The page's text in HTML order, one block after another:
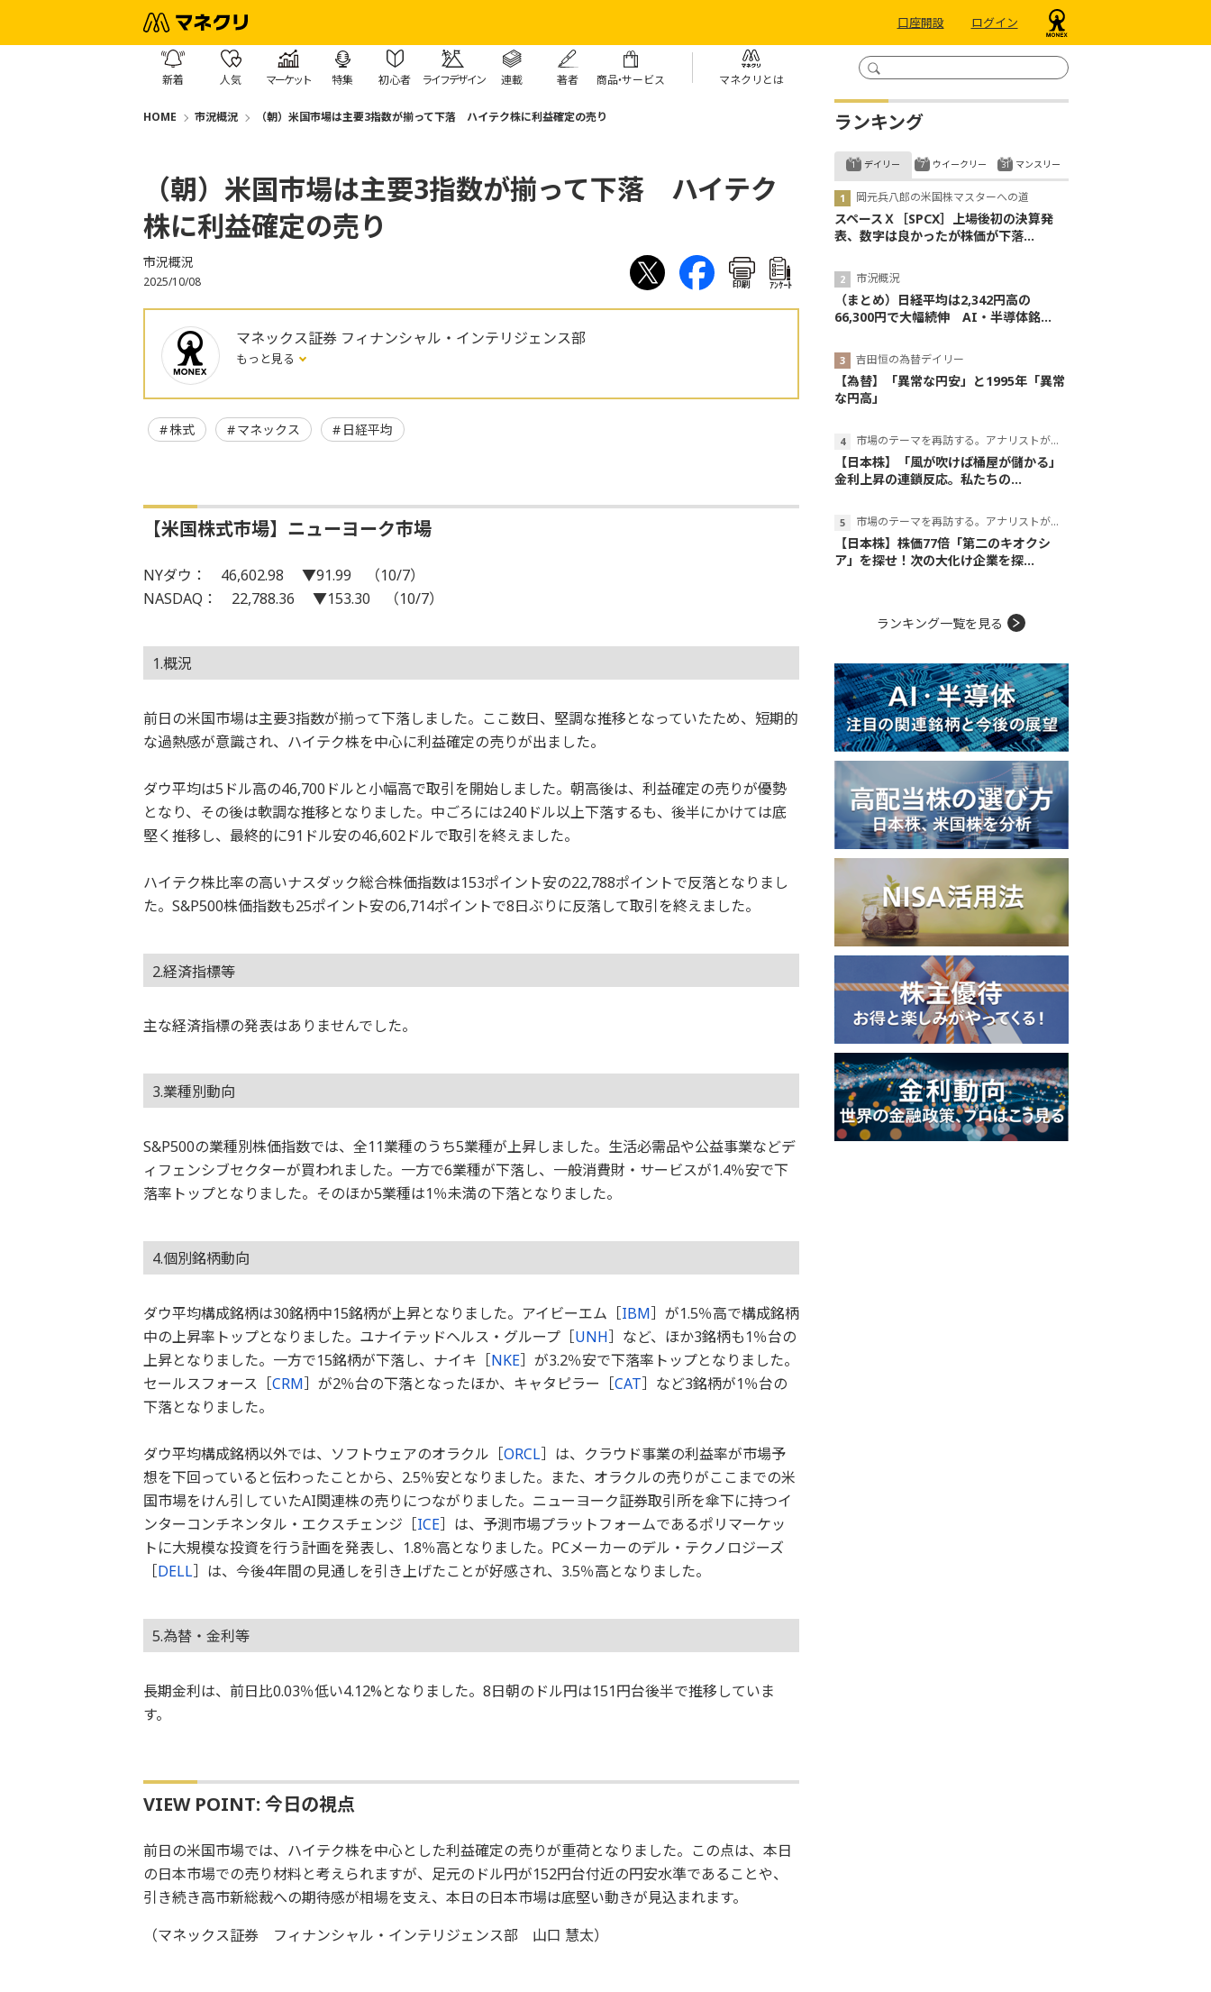
口座開設 ログイン
新着 人気 マーケット 特集 初心者 ライフデザイン 連載 著者 商品・サービス マネクリとは
HOME 市況概況 （朝）米国市場は主要3指数が揃って下落 ハイテク株に利益確定の売り
（朝）米国市場は主要3指数が揃って下落 ハイテク
株に利益確定の売り
市況概況
2025/10/08 印刷 ｱﾝｹｰﾄ
マネックス証券 フィナンシャル・インテリジェンス部
もっと見る
株式 マネックス 日経平均
【米国株式市場】ニューヨーク市場
NYダウ： 46,602.98 ▼91.99 （10/7）
NASDAQ： 22,788.36 ▼153.30 （10/7）
1.概況
前日の米国市場は主要3指数が揃って下落しました。ここ数日、堅調な推移となっていたため、短期的
な過熱感が意識され、ハイテク株を中心に利益確定の売りが出ました。
ダウ平均は5ドル高の46,700ドルと小幅高で取引を開始しました。朝高後は、利益確定の売りが優勢
となり、その後は軟調な推移となりました。中ごろには240ドル以上下落するも、後半にかけては底
堅く推移し、最終的に91ドル安の46,602ドルで取引を終えました。
ハイテク株比率の高いナスダック総合株価指数は153ポイント安の22,788ポイントで反落となりまし
た。S&P500株価指数も25ポイント安の6,714ポイントで8日ぶりに反落して取引を終えました。
2.経済指標等
主な経済指標の発表はありませんでした。
3.業種別動向
S&P500の業種別株価指数では、全11業種のうち5業種が上昇しました。生活必需品や公益事業などデ
ィフェンシブセクターが買われました。一方で6業種が下落し、一般消費財・サービスが1.4％安で下
落率トップとなりました。そのほか5業種は1％未満の下落となりました。
4.個別銘柄動向
ダウ平均構成銘柄は30銘柄中15銘柄が上昇となりました。アイビーエム［IBM］が1.5％高で構成銘柄
中の上昇率トップとなりました。ユナイテッドヘルス・グループ［UNH］など、ほか3銘柄も1％台の
上昇となりました。一方で15銘柄が下落し、ナイキ［NKE］が3.2％安で下落率トップとなりました。
セールスフォース［CRM］が2％台の下落となったほか、キャタピラー［CAT］など3銘柄が1％台の
下落となりました。
ダウ平均構成銘柄以外では、ソフトウェアのオラクル［ORCL］は、クラウド事業の利益率が市場予
想を下回っていると伝わったことから、2.5％安となりました。また、オラクルの売りがここまでの米
国市場をけん引していたAI関連株の売りにつながりました。ニューヨーク証券取引所を傘下に持つイ
ンターコンチネンタル・エクスチェンジ［ICE］は、予測市場プラットフォームであるポリマーケッ
トに大規模な投資を行う計画を発表し、1.8％高となりました。PCメーカーのデル・テクノロジーズ
［DELL］は、今後4年間の見通しを引き上げたことが好感され、3.5％高となりました。
5.為替・金利等
長期金利は、前日比0.03％低い4.12%となりました。8日朝のドル円は151円台後半で推移していま
す。
VIEW POINT: 今日の視点
前日の米国市場では、ハイテク株を中心とした利益確定の売りが重荷となりました。この点は、本日
の日本市場での売り材料と考えられますが、足元のドル円が152円台付近の円安水準であることや、
引き続き高市新総裁への期待感が相場を支え、本日の日本市場は底堅い動きが見込まれます。
（マネックス証券 フィナンシャル・インテリジェンス部 山口 慧太）
ランキング
デイリー
岡元兵八郎の米国株マスターへの道
スペースＸ［SPCX］上場後初の決算発
表、数字は良かったが株価が下落...
市況概況
（まとめ）日経平均は2,342円高の
66,300円で大幅続伸 AI・半導体銘...
吉田恒の為替デイリー
【為替】「異常な円安」と1995年「異常
な円高」
市場のテーマを再訪する。アナリストが読み解くテーマの本質
【日本株】「風が吹けば桶屋が儲かる」
金利上昇の連鎖反応。私たちの...
市場のテーマを再訪する。アナリストが読み解くテーマの本質
【日本株】株価77倍「第二のキオクシ
ア」を探せ！次の大化け企業を探...
ウイークリー マンスリー
ランキング一覧を見る